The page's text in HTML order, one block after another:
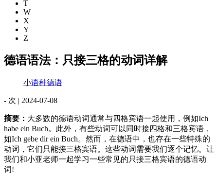
T
W
X
Y
Z
德语语法：只接三格的动词详解
小语种德语
- 次 | 2024-07-08
摘要： 大多数的德语动词通常与四格宾语一起使用，例如Ich
habe ein Buch。此外，有些动词可以同时接四格和三格宾语，
如Ich gebe dir ein Buch。然而，在德语中，也存在一些特殊的
动词，它们只能接三格宾语。这些动词需要我们逐个记忆。让
我们和小亚老师一起学习一些常见的只接三格宾语的德语动
词!